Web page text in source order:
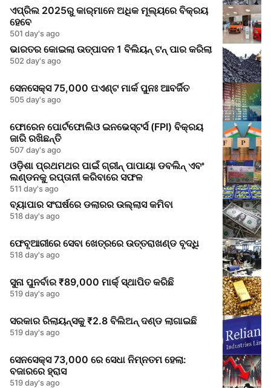
ଏପ୍ରିଲ 2025ରୁ କାର୍‌ମାନେ ଅଧିକ ମୂଲ୍ୟରେ ବିକ୍ରୟ
ହେବେ
501 day's ago
ଭାରତର କୋଇଲା ଉତ୍ପାଦନ 1 ବିଲିୟନ୍ ଟନ୍ ପାର କରିଲା
502 day's ago
ସେନସେକ୍ସ 75,000 ପଏଣ୍ଟ ମାର୍କ ପୁନଃ ଆବର୍ଜିତ
505 day's ago
ଫୋରେନ ପୋର୍ଟଫୋଲିଓ ଇନଭେସ୍ଟର୍ସ (FPI) ବିକ୍ରୟ
ଜାରି ରଖିଛନ୍ତି
507 day's ago
ଓଡ଼ିଶା ପ୍ରଥମଥର ପାଇଁ ଗ୍ରୀନ୍ ପାପାୟା ଡବଲିନ୍ ଏବଂ
ଲଣ୍ଡନକୁ ରପ୍ତାନୀ କରିବାରେ ସଫଳ
511 day's ago
ବ୍ୟାପାର ସଂଘର୍ଷରେ ଡଲାରର ଉଲ୍ଲାସ କମିବା
518 day's ago
ଫେବୃଆରୀରେ ସେବା ଖେତ୍ରରେ ଉତ୍ତରାଖଣ୍ଡ ବୃଦ୍ଧି
518 day's ago
ସୁନା ପୁନର୍ବାର ₹89,000 ମାର୍କ୍ ସ୍ଥାପିତ କରିଛି
519 day's ago
ସରକାର ରିଲାୟନ୍ସକୁ ₹2.8 ବିଲିଅନ୍ ଦଣ୍ଡ ଲାଗାଇଛି
519 day's ago
ସେନସେକ୍ସ 73,000 ରେ ସେଧା ନିମ୍ନତମ ହେଲା:
ବଜାରରେ ହ୍ରାସ
519 day's ago